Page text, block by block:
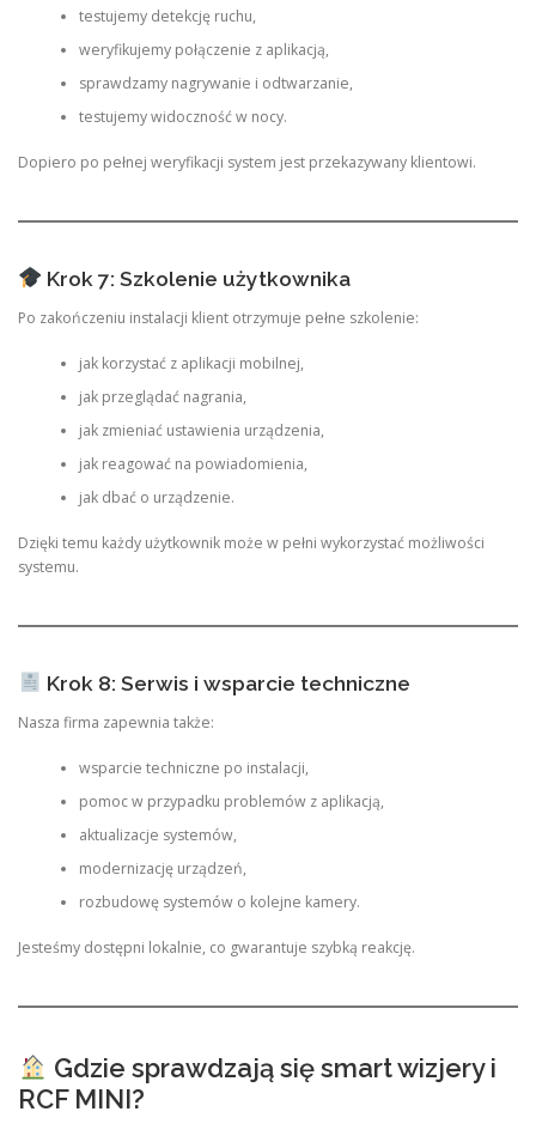
testujemy detekcję ruchu,
weryfikujemy połączenie z aplikacją,
sprawdzamy nagrywanie i odtwarzanie,
testujemy widoczność w nocy.
Dopiero po pełnej weryfikacji system jest przekazywany klientowi.
Krok 7: Szkolenie użytkownika
Po zakończeniu instalacji klient otrzymuje pełne szkolenie:
jak korzystać z aplikacji mobilnej,
jak przeglądać nagrania,
jak zmieniać ustawienia urządzenia,
jak reagować na powiadomienia,
jak dbać o urządzenie.
Dzięki temu każdy użytkownik może w pełni wykorzystać możliwości
systemu.
Krok 8: Serwis i wsparcie techniczne
Nasza firma zapewnia także:
wsparcie techniczne po instalacji,
pomoc w przypadku problemów z aplikacją,
aktualizacje systemów,
modernizację urządzeń,
rozbudowę systemów o kolejne kamery.
Jesteśmy dostępni lokalnie, co gwarantuje szybką reakcję.
Gdzie sprawdzają się smart wizjery i
RCF MINI?